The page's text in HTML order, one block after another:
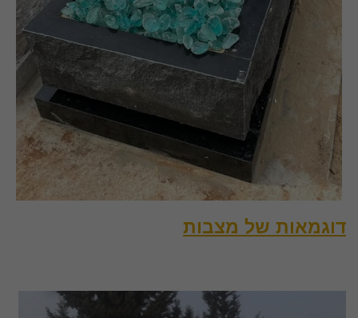
דוגמאות של מצבות